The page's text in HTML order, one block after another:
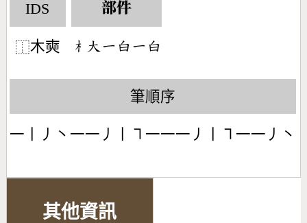
IDS
⿰木奭
部件
󶂸󶁨󶀀󶅊󶀀󶅊
筆順序
一丨丿丶一一丿丨㇕一一一丿丨㇕一一丿丶
其他資訊